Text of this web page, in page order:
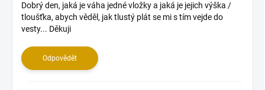
Dobrý den, jaká je váha jedné vložky a jaká je jejich výška /
tloušťka, abych věděl, jak tlustý plát se mi s tím vejde do
vesty... Děkuji
Odpovědět